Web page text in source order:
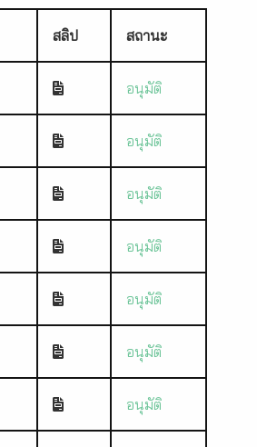
สลิป สถานะ
อนุมัติ
อนุมัติ
อนุมัติ
อนุมัติ
อนุมัติ
อนุมัติ
อนุมัติ